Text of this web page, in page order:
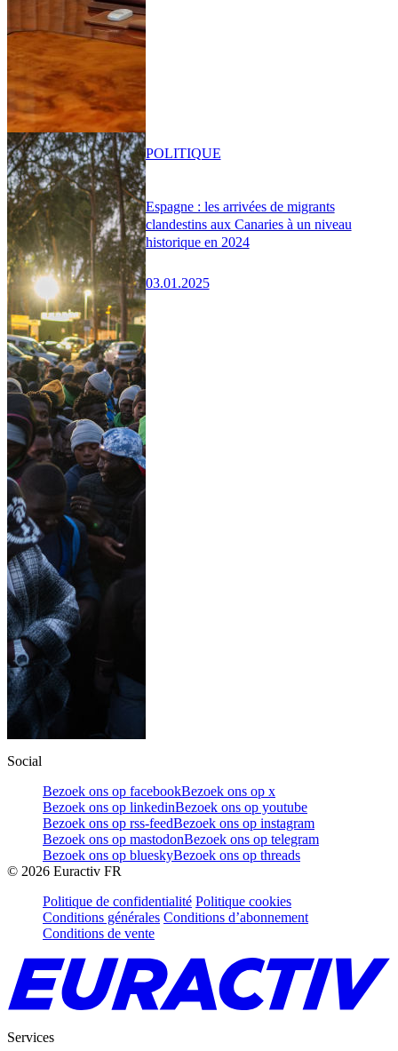
Espagne : les arrivées de migrants
clandestins aux Canaries à un niveau
historique en 2024
03.01.2025
POLITIQUE
Social
Bezoek ons op facebookBezoek ons op x
Bezoek ons op linkedinBezoek ons op youtube
Bezoek ons op rss-feedBezoek ons op instagram
Bezoek ons op mastodonBezoek ons op telegram
Bezoek ons op blueskyBezoek ons op threads
© 2026 Euractiv FR
Politique de confidentialité Politique cookies
Conditions générales Conditions d’abonnement
Conditions de vente
Services